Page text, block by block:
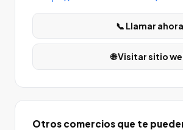
📞 Llamar ahora
🌐 Visitar sitio
Otros comercios que te